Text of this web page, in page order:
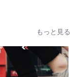
もっと見る